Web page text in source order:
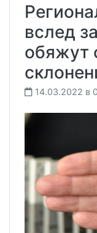
вслед
обяжут
14.03.2022 в